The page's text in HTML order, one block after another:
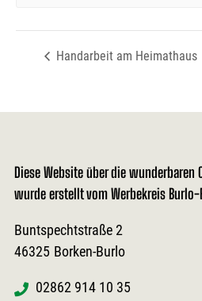
Handarbeit am Heimathaus
Diese Website über die
wurde erstellt vom Werbekreis
Buntspechtstraße 2
46325 Borken-Burlo
02862 914 10 35